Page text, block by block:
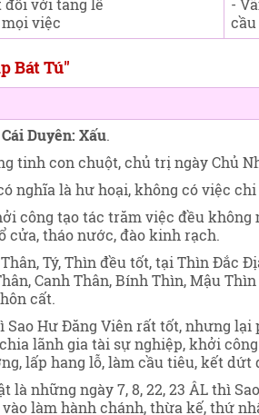
đối với tang lễ
mọi việc
-
Bát Tú"
Duyên: Xấu.
tinh con chuột, chủ trị ngày Chủ
nghĩa là hư hoại, không có việc
công tạo tác trăm việc đều không
cửa, tháo nước, đào kinh rạch.
Tý, Thìn đều tốt, tại Thìn Đắc
Canh Thân, Bính Thìn, Mậu
cất.
Sao Hư Đăng Viên rất tốt, nhưng
lãnh gia tài sự nghiệp, khởi
lấp hang lỗ, làm cầu tiêu, kết dứt
là những ngày 7, 8, 22, 23 ÂL thì
làm hành chánh, thừa kế, thứ